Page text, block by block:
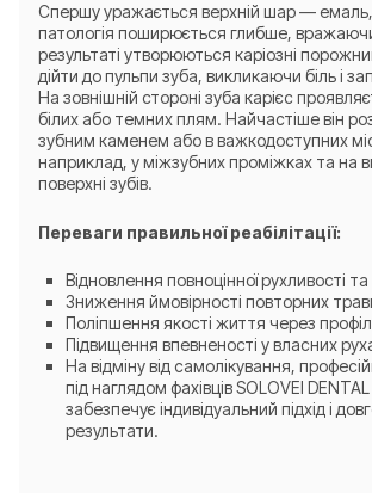
Спершу уражається верхній шар —
патологія поширюється глибше,
результаті утворюються каріозні
дійти до пульпи зуба, викликаючи біль і
На зовнішній стороні зуба карієс
білих або темних плям. Найчастіше він
зубним каменем або в важкодоступних
наприклад, у міжзубних проміжках та на
поверхні зубів.
Переваги правильної реабілітації:
Відновлення повноцінної рухливості
Зниження ймовірності повторних
Поліпшення якості життя через
Підвищення впевненості у власних
На відміну від самолікування,
під наглядом фахівців SOLOVEI
забезпечує індивідуальний підхід і
результати.